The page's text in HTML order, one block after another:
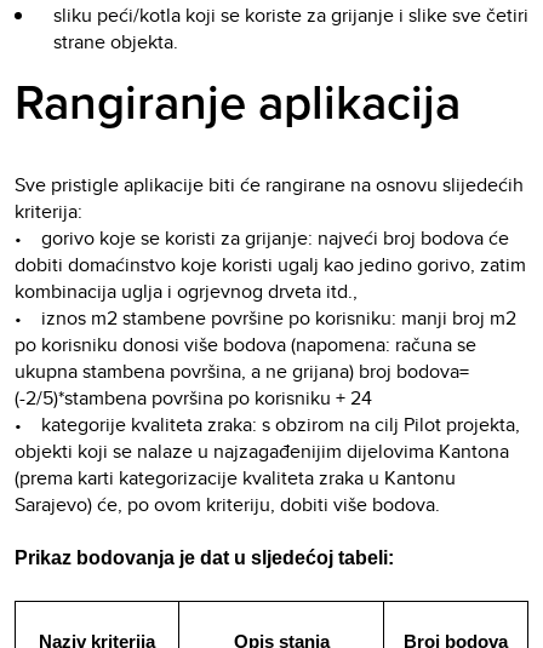
sliku peći/kotla koji se koriste za grijanje i slike sve četiri
strane objekta.
Rangiranje aplikacija
Sve pristigle aplikacije biti će rangirane na osnovu slijedećih
kriterija:
• gorivo koje se koristi za grijanje: najveći broj bodova će
dobiti domaćinstvo koje koristi ugalj kao jedino gorivo, zatim
kombinacija uglja i ogrjevnog drveta itd.,
• iznos m2 stambene površine po korisniku: manji broj m2
po korisniku donosi više bodova (napomena: računa se
ukupna stambena površina, a ne grijana) broj bodova=
(-2/5)*stambena površina po korisniku + 24
• kategorije kvaliteta zraka: s obzirom na cilj Pilot projekta,
objekti koji se nalaze u najzagađenijim dijelovima Kantona
(prema karti kategorizacije kvaliteta zraka u Kantonu
Sarajevo) će, po ovom kriteriju, dobiti više bodova.
Prikaz bodovanja je dat u sljedećoj tabeli:
Naziv kriterija Opis stanja Broj bodova